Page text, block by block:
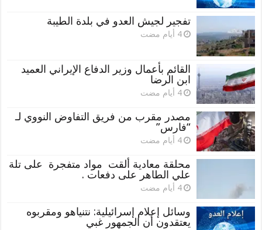
تفجير لجيش العدو في بلدة الطيبة
‏4 أيام مضت
القائم بأعمال وزير الدفاع الإيراني العميد
ابن الرضا
‏4 أيام مضت
مصدر مقرب من فريق التفاوض النووي لـ
“فارس”
‏4 أيام مضت
محلقة معادية ألقت مواد متفجرة على تلة
علي الطاهر على دفعات .
‏4 أيام مضت
وسائل إعلام إسرائيلية: نتنياهو ومقربوه
يعتقدون أن الجمهور غبي